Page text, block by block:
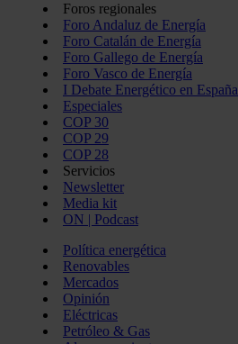
Foros regionales
Foro Andaluz de Energía
Foro Catalán de Energía
Foro Gallego de Energía
Foro Vasco de Energía
I Debate Energético en España
Especiales
COP 30
COP 29
COP 28
Servicios
Newsletter
Media kit
ON | Podcast
Política energética
Renovables
Mercados
Opinión
Eléctricas
Petróleo & Gas